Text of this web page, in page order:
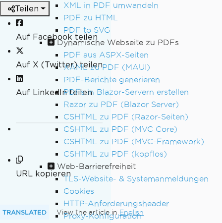
XML in PDF umwandeln
PDF zu HTML
PDF to SVG
Dynamische Webseite zu PDFs
PDF aus ASPX-Seiten
XAML zu PDF (MAUI)
PDF-Berichte generieren
PDFs in Blazor-Servern erstellen
Razor zu PDF (Blazor Server)
CSHTML zu PDF (Razor-Seiten)
CSHTML zu PDF (MVC Core)
CSHTML zu PDF (MVC-Framework)
CSHTML zu PDF (kopflos)
Web-Barrierefreiheit
TLS-Website- & Systemanmeldungen
Cookies
HTTP-Anforderungsheader
Proxy-Konfiguration
Teilen
Auf Facebook teilen
Auf X (Twitter) teilen
Auf LinkedIn teilen
URL kopieren
TRANSLATED View the article in English